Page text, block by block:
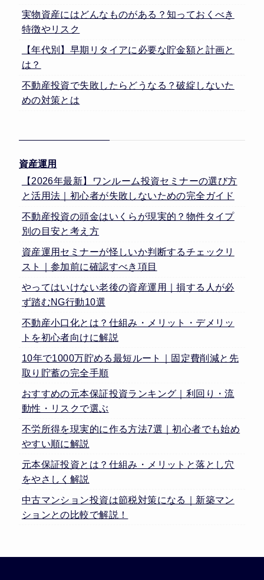
実物資産にはどんなものがある？知っておくべき
特徴やリスク
【年代別】早期リタイアに必要な貯金額と計画と
は？
不動産投資で失敗したらどうなる？破綻しないた
めの対策とは
資産運用
【2026年最新】ワンルーム投資セミナーの選び方
と活用法｜初心者が失敗しないための完全ガイド
不動産投資の頭金はいくらが現実的？物件タイプ
別の目安と考え方
資産運用セミナーが怪しいか判断するチェックリ
スト｜参加前に確認すべき項目
やってはいけない老後の資産運用｜損する人が必
ず踏むNG行動10選
不動産小口化とは？仕組み・メリット・デメリッ
トを初心者向けに解説
10年で1000万貯める最短ルート｜固定費削減と先
取り貯蓄の完全手順
おすすめの元本保証投資ランキング｜利回り・流
動性・リスクで選ぶ
不労所得を現実的に作る方法7選｜初心者でも始め
やすい順に解説
元本保証投資とは？仕組み・メリットと落とし穴
をやさしく解説
中古マンション投資は節税対策になる｜新築マン
ションとの比較で解説！